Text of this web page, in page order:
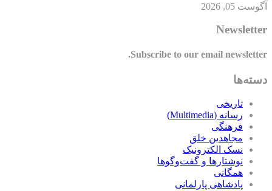
آگوست 05, 2026
Newsletter
Subscribe to our email newsletter.
دسته‌ها
تاریخی
رسانه (Multimedia)
فرهنگی
مجاهدین خلق
نسک الکترونیک
نوشتارها و گفت‌وگوها
همگانی
پادشاهی پارلمانی